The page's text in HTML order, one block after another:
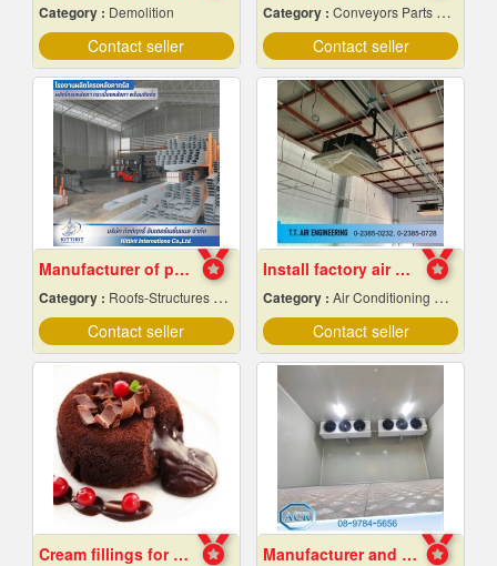
Category : Demolition
Contact seller
Category : Conveyors Parts & Supplies
Contact seller
Manufacturer of prefabricated roof structures.
Category : Roofs-Structures & Trusses
Contact seller
Install factory air conditioning system
Category : Air Conditioning Contractors
Contact seller
Cream fillings for bread Manufacturer and installer of prefabricated cold r